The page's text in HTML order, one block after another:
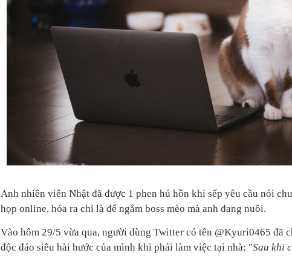
Anh nhiên viên Nhật đã được 1 phen hú hồn khi sếp yêu cầu nói
họp online, hóa ra chỉ là để ngắm boss mèo mà anh đang nuôi.
Vào hôm 29/5 vừa qua, người dùng Twitter có tên @Kyuri0465 đã
độc đáo siêu hài hước của mình khi phải làm việc tại nhà: "Sau khi